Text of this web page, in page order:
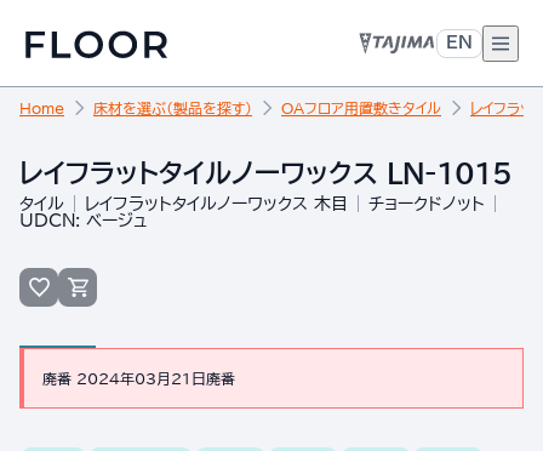
EN
Home 床材を選ぶ（製品を探す） OAフロア用置敷きタイル レイフラッ
レイフラットタイルノーワックス LN-1015
タイル レイフラットタイルノーワックス 木目
チョークドノット
UDCN: ベージュ
廃番 2024年03月21日廃番